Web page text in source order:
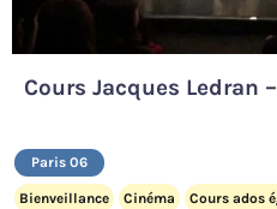
Cours Jacques Ledran
Paris 06
Bienveillance Cinéma Cours ados